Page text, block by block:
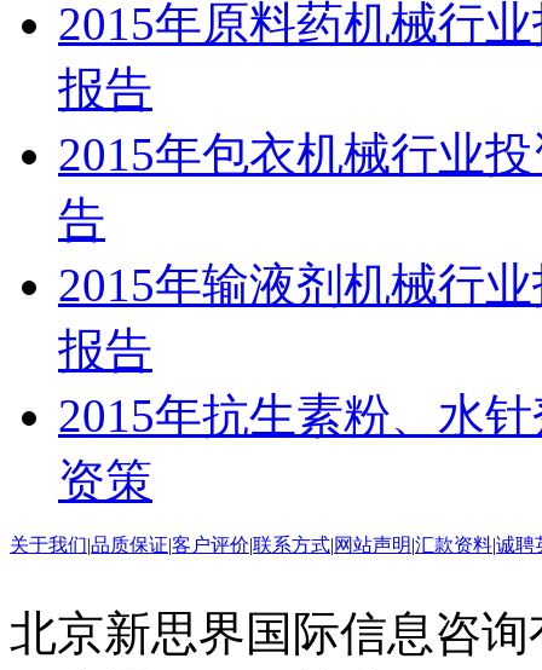
2015年原料药机械行
报告
2015年包衣机械行业
告
2015年输液剂机械行
报告
2015年抗生素粉、水
资策
关于我们|品质保证|客户评价|联系方式|网站声明|汇款资料|诚聘
北京新思界国际信息咨